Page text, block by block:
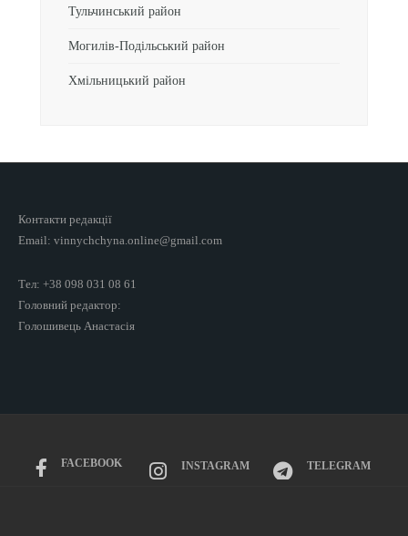
Тульчинський район
Могилів-Подільський район
Хмільницький район
Контакти редакції
Email: vinnychchyna.online@gmail.com
Тел: +38 098 031 08 61
Головний редактор:
Голошивець Анастасія
FACEBOOK INSTAGRAM TELEGRAM